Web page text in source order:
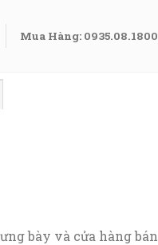
Mua Hàng: 0935.08.1800
bày và cửa hàng